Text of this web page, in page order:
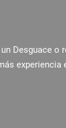
Desguace o
experiencia